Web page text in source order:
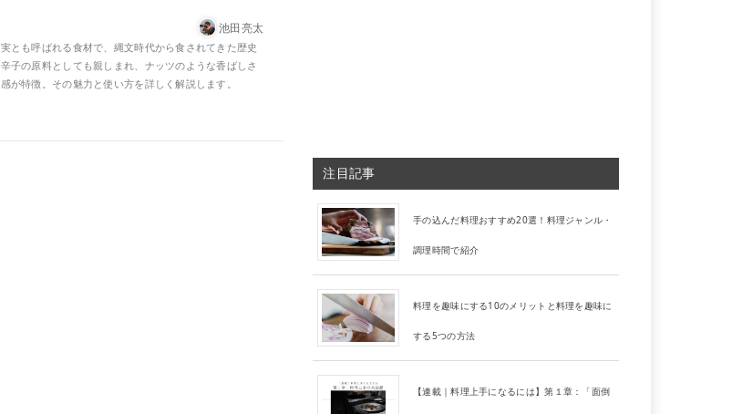
池田亮太
とも呼ばれる食材で、縄文時代から食されてきた歴史
子の原料としても親しまれ、ナッツのような香ばしさ
が特徴。その魅力と使い方を詳しく解説します。
注目記事
手の込んだ料理おすすめ20選！料理ジャンル・
調理時間で紹介
料理を趣味にする10のメリットと料理を趣味に
する5つの方法
【連載｜料理上手になるには】第１章：「面倒